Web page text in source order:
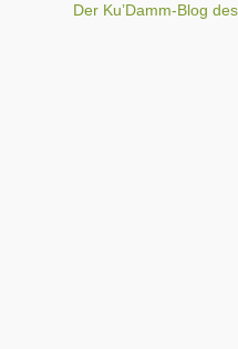
Der Ku’Damm-Blog